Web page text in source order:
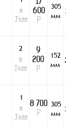
в
Туле
17
600
Р
305
мм
2
в
Туле
9
200
Р
152
мм
1
в
Туле
8 700
Р
305
мм